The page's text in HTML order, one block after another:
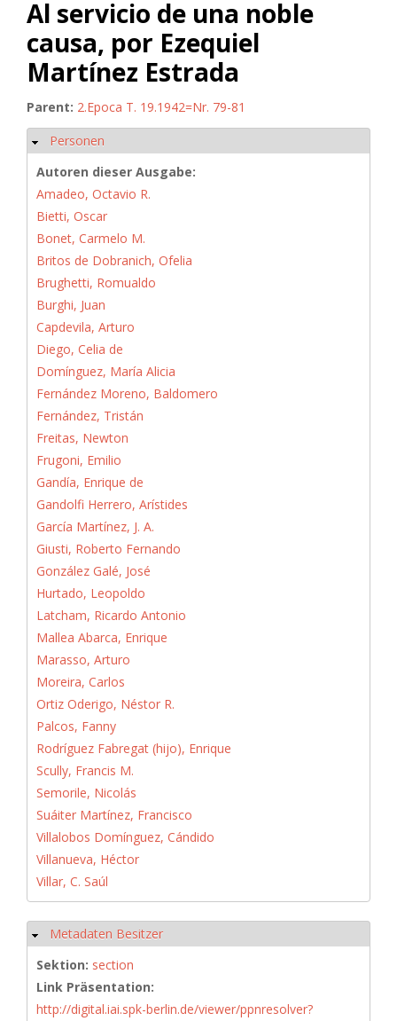
Al servicio de una noble
causa, por Ezequiel
Martínez Estrada
Parent: 2.Epoca T. 19.1942=Nr. 79-81
Hide
Personen
Autoren dieser Ausgabe:
Amadeo, Octavio R.
Bietti, Oscar
Bonet, Carmelo M.
Britos de Dobranich, Ofelia
Brughetti, Romualdo
Burghi, Juan
Capdevila, Arturo
Diego, Celia de
Domínguez, María Alicia
Fernández Moreno, Baldomero
Fernández, Tristán
Freitas, Newton
Frugoni, Emilio
Gandía, Enrique de
Gandolfi Herrero, Arístides
García Martínez, J. A.
Giusti, Roberto Fernando
González Galé, José
Hurtado, Leopoldo
Latcham, Ricardo Antonio
Mallea Abarca, Enrique
Marasso, Arturo
Moreira, Carlos
Ortiz Oderigo, Néstor R.
Palcos, Fanny
Rodríguez Fabregat (hijo), Enrique
Scully, Francis M.
Semorile, Nicolás
Suáiter Martínez, Francisco
Villalobos Domínguez, Cándido
Villanueva, Héctor
Villar, C. Saúl
Hide
Metadaten Besitzer
Sektion: section
Link Präsentation:
http://digital.iai.spk-berlin.de/viewer/ppnresolver?